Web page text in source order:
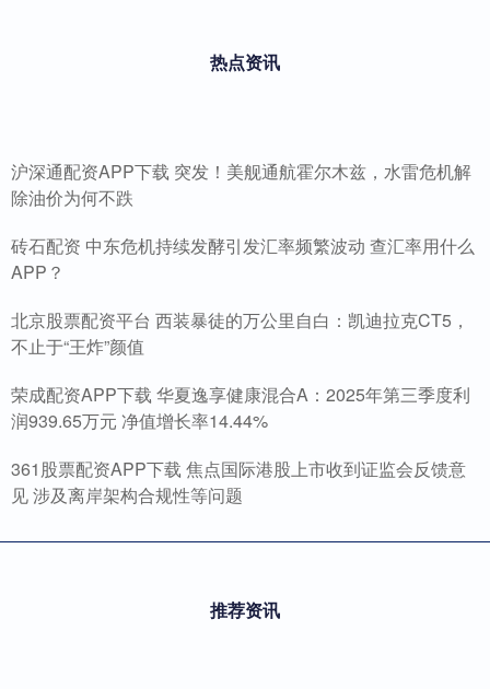
热点资讯
沪深通配资APP下载 突发！美舰通航霍尔木兹，水雷危机解
除油价为何不跌
砖石配资 中东危机持续发酵引发汇率频繁波动 查汇率用什么
APP？
北京股票配资平台 西装暴徒的万公里自白：凯迪拉克CT5，
不止于“王炸”颜值
荣成配资APP下载 华夏逸享健康混合A：2025年第三季度利
润939.65万元 净值增长率14.44%
361股票配资APP下载 焦点国际港股上市收到证监会反馈意
见 涉及离岸架构合规性等问题
推荐资讯